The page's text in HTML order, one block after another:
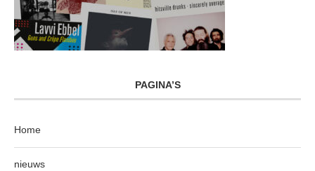
PAGINA’S
Home
nieuws